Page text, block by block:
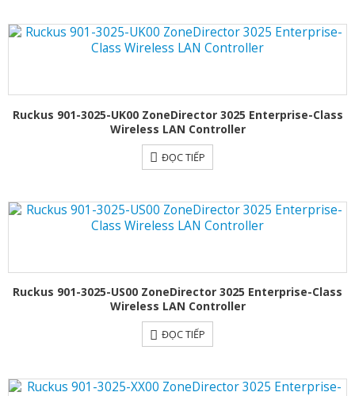
Ruckus 901-3025-UK00 ZoneDirector 3025 Enterprise-Class
Wireless LAN Controller
ĐỌC TIẾP
Ruckus 901-3025-US00 ZoneDirector 3025 Enterprise-Class
Wireless LAN Controller
ĐỌC TIẾP